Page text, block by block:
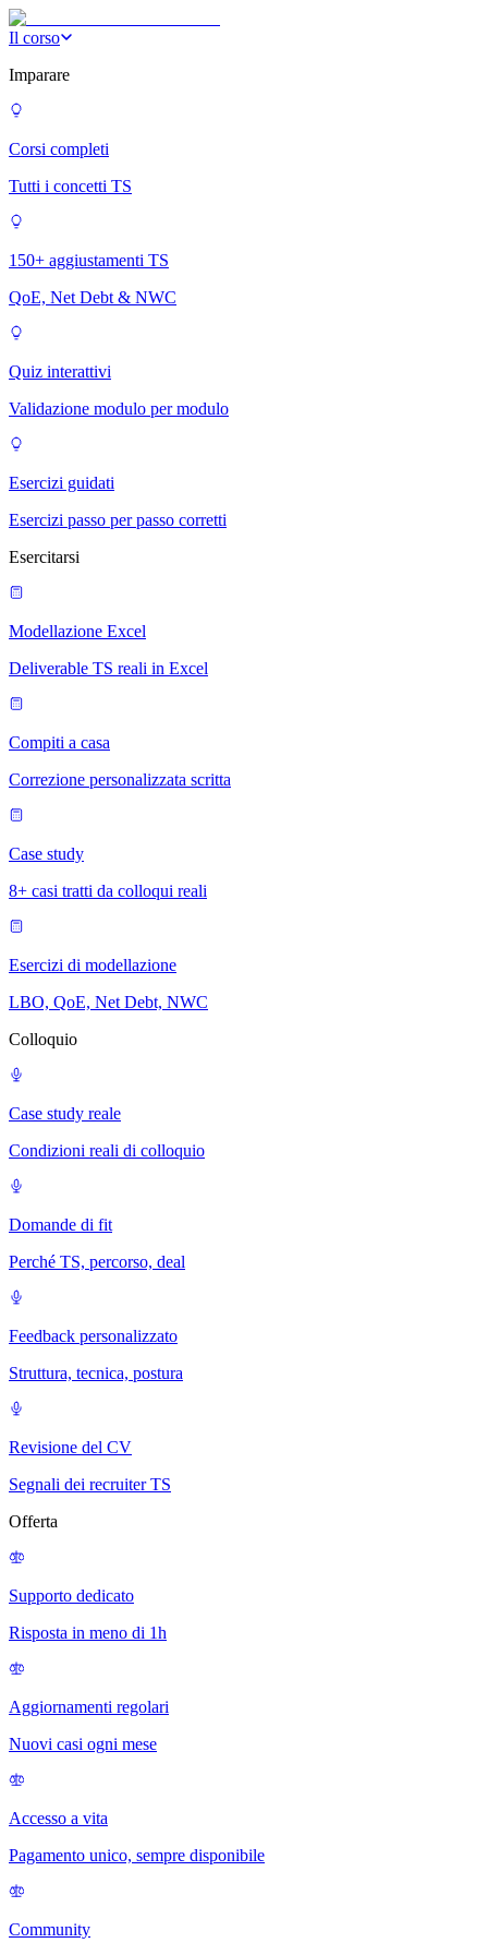
Il corso
Imparare
Corsi completi
Tutti i concetti TS
150+ aggiustamenti TS
QoE, Net Debt & NWC
Quiz interattivi
Validazione modulo per modulo
Esercizi guidati
Esercizi passo per passo corretti
Esercitarsi
Modellazione Excel
Deliverable TS reali in Excel
Compiti a casa
Correzione personalizzata scritta
Case study
8+ casi tratti da colloqui reali
Esercizi di modellazione
LBO, QoE, Net Debt, NWC
Colloquio
Case study reale
Condizioni reali di colloquio
Domande di fit
Perché TS, percorso, deal
Feedback personalizzato
Struttura, tecnica, postura
Revisione del CV
Segnali dei recruiter TS
Offerta
Supporto dedicato
Risposta in meno di 1h
Aggiornamenti regolari
Nuovi casi ogni mese
Accesso a vita
Pagamento unico, sempre disponibile
Community